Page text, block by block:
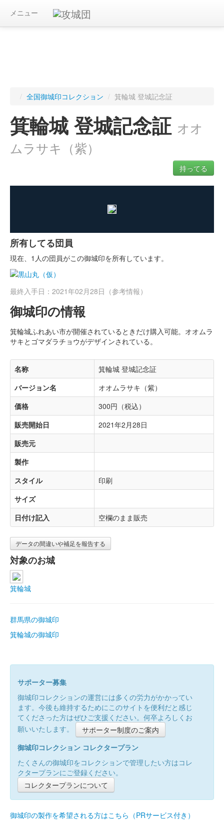
メニュー
/ 全国御城印コレクション / 箕輪城 登城記念証
箕輪城 登城記念証 オオ
ムラサキ（紫）
持ってる
所有してる団員
現在、1人の団員がこの御城印を所有しています。
最終入手日：2021年02月28日（参考情報）
御城印の情報
箕輪城ふれあい市が開催されているときだけ購入可能。オオムラ
サキとゴマダラチョウがデザインされている。
名称
箕輪城 登城記念証
バージョン名
オオムラサキ（紫）
価格
300円（税込）
販売開始日
2021年2月28日
販売元
製作
スタイル
印刷
サイズ
日付け記入
空欄のまま販売
データの間違いや補足を報告する
対象のお城
箕輪城
群馬県の御城印
箕輪城の御城印
サポーター募集
御城印コレクションの運営には多くの労力がかかってい
ます。今後も維持するためにこのサイトを便利だと感じ
てくださった方はぜひご支援ください。何卒よろしくお
願いいたします。
サポーター制度のご案内
御城印コレクション コレクタープラン
たくさんの御城印をコレクションで管理したい方はコレ
クタープランにご登録ください。
コレクタープランについて
御城印の製作を希望される方はこちら（PRサービス付き）